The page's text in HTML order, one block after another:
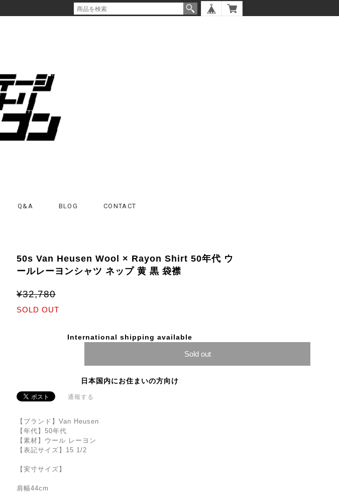
Q&A BLOG CONTACT
50s Van Heusen Wool × Rayon Shirt 50年代 ウ
ールレーヨンシャツ ネップ 黄 黒 袋襟
¥32,780
SOLD OUT
International shipping available
Sold out
日本国内にお住まいの方向け
通報する
【ブランド】Van Heusen
【年代】50年代
【素材】ウール レーヨン
【表記サイズ】15 1/2
【実寸サイズ】
肩幅44cm